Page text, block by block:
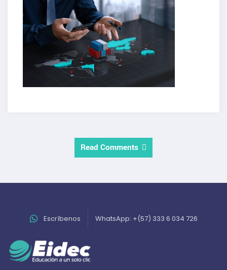
Read Comments
Escríbenos WhatsApp: +(57) 333 6 034 726